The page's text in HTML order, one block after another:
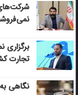
شرکت‌های
برگزاری
تجارت
نگاهی